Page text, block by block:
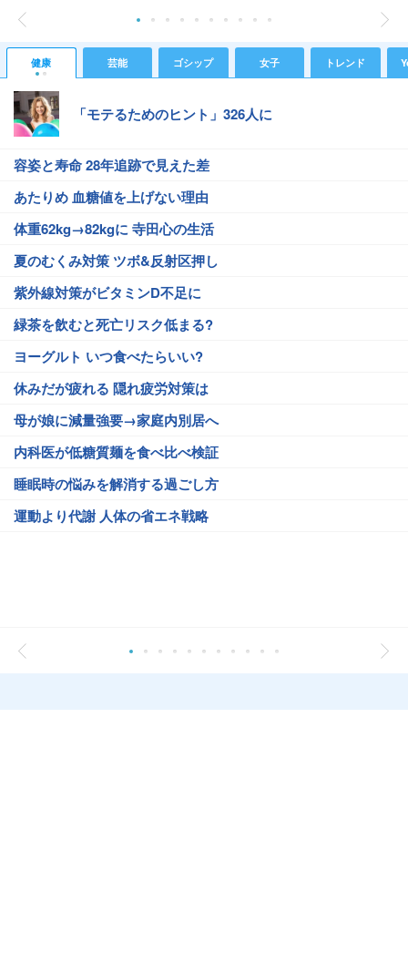
健康 芸能 ゴシップ 女子 トレンド
「モテるためのヒント」326人に
容姿と寿命 28年追跡で見えた差
あたりめ 血糖値を上げない理由
体重62kg→82kgに 寺田心の生活
夏のむくみ対策 ツボ&反射区押し
紫外線対策がビタミンD不足に
緑茶を飲むと死亡リスク低まる?
ヨーグルト いつ食べたらいい?
休みだが疲れる 隠れ疲労対策は
母が娘に減量強要→家庭内別居へ
内科医が低糖質麺を食べ比べ検証
睡眠時の悩みを解消する過ごし方
運動より代謝 人体の省エネ戦略